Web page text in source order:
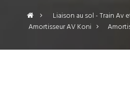
> Liaison au sol - Train Av
Amortisseur AV Koni >